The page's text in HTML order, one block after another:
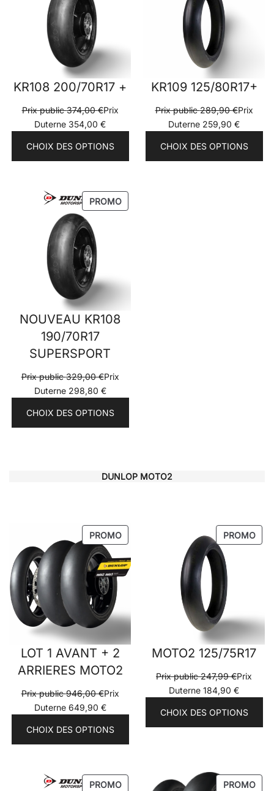
KR108 200/70R17 +
Prix public374,00€Prix
Duterne 354,00 €
CHOIX DES OPTIONS
KR109 125/80R17+
Prix public289,90€Prix
Duterne 259,90 €
CHOIX DES OPTIONS
PROMOPRODUIT
NOUVEAU KR108
190/70R17
SUPERSPORT
Prix public329,00€Prix
Duterne 298,80 €
CHOIX DES OPTIONS
DUNLOP MOTO2
PROMOPRODUIT
PROMOTION
LOT 1 AVANT + 2
ARRIERES MOTO2
Prix public946,00€Prix
Duterne 649,90 €
CHOIX DES OPTIONS
PROMO
MOTO2 125/75R17
Prix public247,99€Prix
Duterne 184,90 €
CHOIX DES OPTIONS
PROMOPRODUIT PROMO